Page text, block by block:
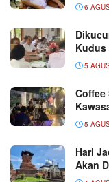
6
Kudus
5
Coffee
5
Hari
Akan